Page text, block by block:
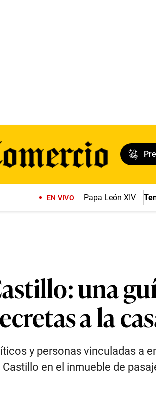
EN VIVO Papa León XIV
una
a la
y personas vinculadas a
en el inmueble de